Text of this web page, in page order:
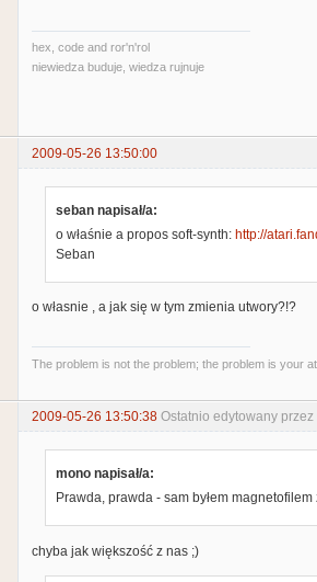
hex, code and ror'n'rol
niewiedza buduje, wiedza rujnuje
2009-05-26 13:50:00
seban napisał/a:
o właśnie a propos soft-synth: http://
Seban
o własnie , a jak się w tym zmienia utwory?!?
The problem is not the problem; the problem is your
2009-05-26 13:50:38 Ostatnio edytowany
mono napisał/a:
Prawda, prawda - sam byłem magnetofilem
chyba jak większość z nas ;)